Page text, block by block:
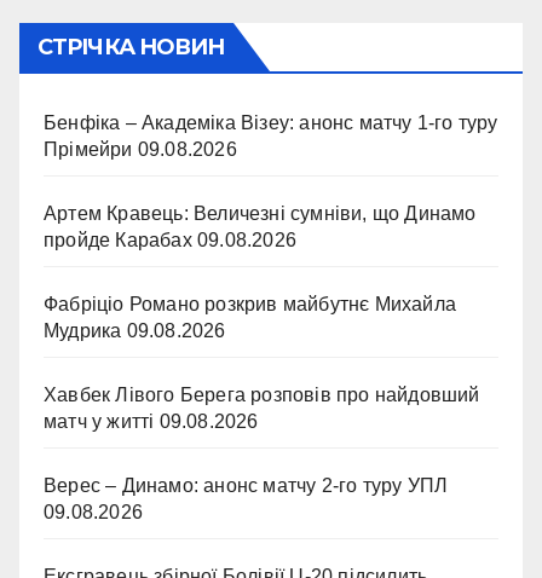
СТРІЧКА НОВИН
Бенфіка – Академіка Візеу: анонс матчу 1-го туру
Прімейри 09.08.2026
Артем Кравець: Величезні сумніви, що Динамо
пройде Карабах 09.08.2026
Фабріціо Романо розкрив майбутнє Михайла
Мудрика 09.08.2026
Хавбек Лівого Берега розповів про найдовший
матч у житті 09.08.2026
Верес – Динамо: анонс матчу 2-го туру УПЛ
09.08.2026